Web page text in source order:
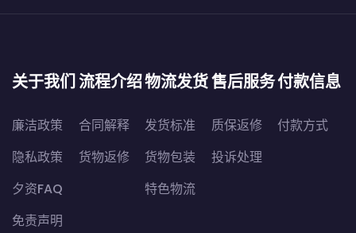
关于我们
廉洁政策
隐私政策
夕资FAQ
免责声明
流程介绍
合同解释
货物返修
物流发货
发货标准
货物包装
特色物流
售后服务
质保返修
投诉处理
付款信息
付款方式